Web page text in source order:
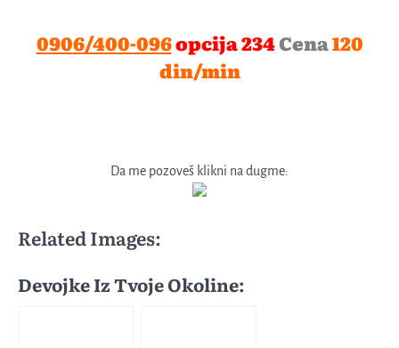
0906/400-096opcija 234Cena120
din/min
Da me pozoveš klikni na dugme:
Related Images:
Devojke Iz Tvoje Okoline: